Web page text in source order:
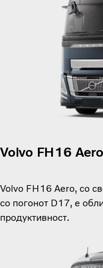
Volvo FH16 Aero
Volvo FH16 Aero, со
со погонот D17, е
продуктивност.